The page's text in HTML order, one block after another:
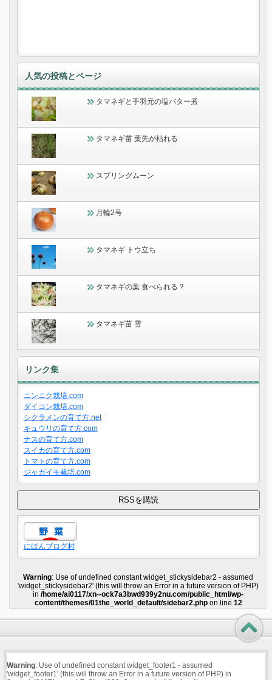
人気の投稿とページ
タマネギと手羽元の塩バター煮
タマネギ苗 葉先が枯れる
スプリングムーン
月輪2号
タマネギ トウ立ち
タマネギの葉 食べられる？
タマネギ苗 雪
リンク集
ニンニク栽培.com
ダイコン栽培.com
シクラメンの育て方.net
キュウリの育て方.com
ナスの育て方.com
スイカの育て方.com
トマトの育て方.com
ジャガイモ栽培.com
にほんブログ村
Warning: Use of undefined constant widget_stickysidebar2 - assumed
'widget_stickysidebar2' (this will throw an Error in a future version of PHP)
in/home/ai0117/xn--ock7a3bwd939y2nu.com/public_html/wp-
content/themes/01the_world_default/sidebar2.phpon line 12
Warning: Use of undefined constant widget_footer1 - assumed
'widget_footer1' (this will throw an Error in a future version of PHP) in